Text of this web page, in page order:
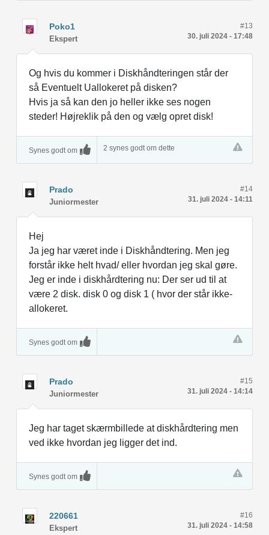
Poko1
Ekspert 30. juli 2024 - 17:48
#13
Og hvis du kommer i Diskhåndteringen står der
så Eventuelt Uallokeret på disken?
Hvis ja så kan den jo heller ikke ses nogen
steder! Højreklik på den og vælg opret disk!
Synes godt om 2 synes godt om dette
Prado
Juniormester 31. juli 2024 - 14:11
#14
Hej
Ja jeg har været inde i Diskhåndtering. Men jeg
forstår ikke helt hvad/ eller hvordan jeg skal gøre.
Jeg er inde i diskhårdtering nu: Der ser ud til at
være 2 disk. disk 0 og disk 1 ( hvor der står ikke-
allokeret.
Synes godt om
Prado
Juniormester 31. juli 2024 - 14:14
#15
Jeg har taget skærmbillede at diskhårdtering men
ved ikke hvordan jeg ligger det ind.
Synes godt om
220661
Ekspert 31. juli 2024 - 14:58
#16